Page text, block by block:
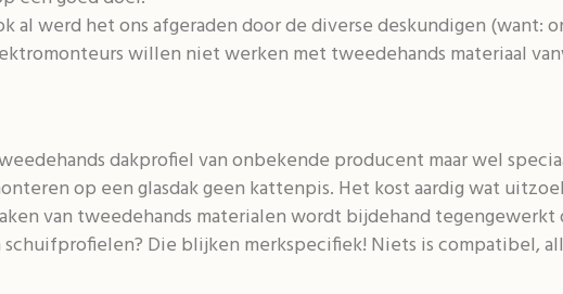
al werd het ons afgeraden door de diverse deskundigen (want:
willen niet werken met tweedehands materiaal
dakprofiel van onbekende producent maar wel
op een glasdak geen kattenpis. Het kost aardig wat
van tweedehands materialen wordt bijdehand
Die blijken merkspecifiek! Niets is compatibel,